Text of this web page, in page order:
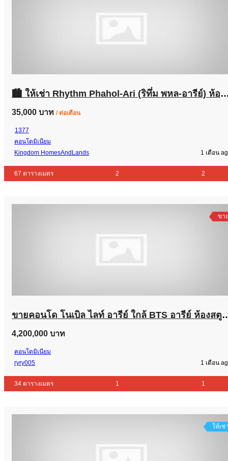
🏙️ ให้เช่า Rhythm Phahol-Ari (ริทึ่ม พหล-อารีย์) ห้องสวย วิวเมืองสูง ชั้น 22 ใกล้ BTS สะพานควาย 📞 สนใจนัด
35,000 บาท / ต่อเดือน
1377
คอนโดมิเนียม
Kingdom HomesAndLands
1 เดือน
67 ตารางเมตร 2 2
ขา
ขายคอนโด โนเบิล ไลท์ อารีย์ ใกล้ BTS อารีย์ ห้องสตูดิโอ
4,200,000 บาท
คอนโดมิเนียม
ryry005
1 เดือน
34 ตารางเมตร 1 1
ให้เช่